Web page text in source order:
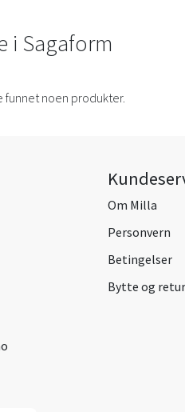
i Sagaform
funnet noen produkter.
Om Milla
Personvern
Betingelser
Bytte og retur